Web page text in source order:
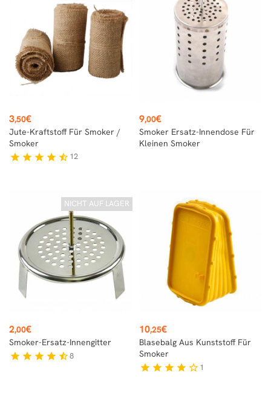
Preis
3,50€
Jute-Kraftstoff Für Smoker /
Smoker
star star star star star_half 12
Preis
9,00€
Smoker Ersatz-Innendose Für
Kleinen Smoker
NICHT AUF LAGER
Preis
2,00€
Smoker-Ersatz-Innengitter
star star star star star_half8
Preis
10,25€
Blasebalg Aus Kunststoff Für
Smoker
star star star star star_border 1